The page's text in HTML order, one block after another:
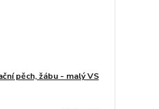
pěch, žábu - malý VS